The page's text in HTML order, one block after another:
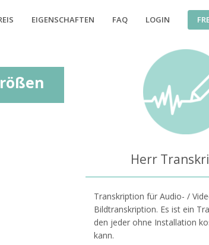
EIGENSCHAFTEN FAQ LOGIN
Herr
Transkription für Audio- /
Bildtranskription. Es ist ein
den jeder ohne Installation
kann.